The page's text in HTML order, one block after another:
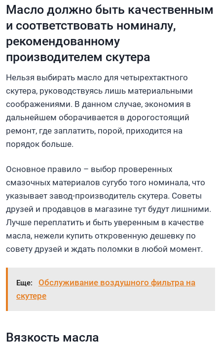
Масло должно быть качественным
и соответствовать номиналу,
рекомендованному
производителем скутера
Нельзя выбирать масло для четырехтактного
скутера, руководствуясь лишь материальными
соображениями. В данном случае, экономия в
дальнейшем оборачивается в дорогостоящий
ремонт, где заплатить, порой, приходится на
порядок больше.
Основное правило – выбор проверенных
смазочных материалов сугубо того номинала, что
указывает завод-производитель скутера. Советы
друзей и продавцов в магазине тут будут лишними.
Лучше переплатить и быть уверенным в качестве
масла, нежели купить откровенную дешевку по
совету друзей и ждать поломки в любой момент.
Еще:
Обслуживание воздушного фильтра на
скутере
Вязкость масла